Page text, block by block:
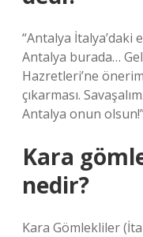
“Antalya İtalya’daki
Antalya burada…
Hazretleri’ne
çıkarması.
Antalya onun
Kara
nedir?
Kara Gömlekliler